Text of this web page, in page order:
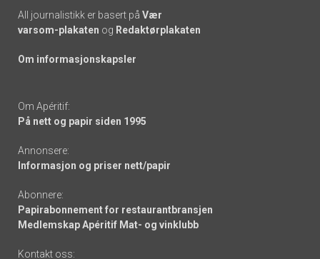
All journalistikk er basert på Vær
varsom-plakaten og Redaktørplakaten
Om informasjonskapsler
Om Apéritif:
På nett og papir siden 1995
Annonsere:
Informasjon og priser nett/papir
Abonnere:
Papirabonnement for restaurantbransjen
Medlemskap Apéritif Mat- og vinklubb
Kontakt oss: